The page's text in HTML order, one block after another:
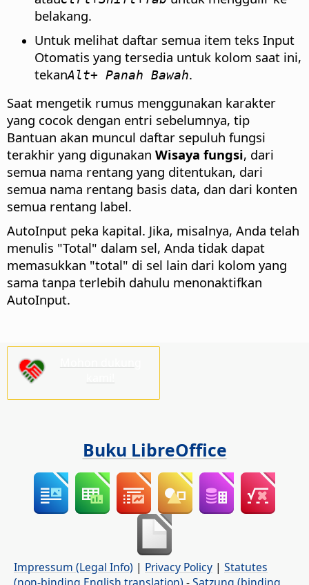
belakang.
Untuk melihat daftar semua item teks Input
Otomatis yang tersedia untuk kolom saat ini,
tekanAlt+ Panah Bawah.
Saat mengetik rumus menggunakan karakter
yang cocok dengan entri sebelumnya, tip
Bantuan akan muncul daftar sepuluh fungsi
terakhir yang digunakan Wisaya fungsi, dari
semua nama rentang yang ditentukan, dari
semua nama rentang basis data, dan dari konten
semua rentang label.
AutoInput peka kapital. Jika, misalnya, Anda telah
menulis "Total" dalam sel, Anda tidak dapat
memasukkan "total" di sel lain dari kolom yang
sama tanpa terlebih dahulu menonaktifkan
AutoInput.
Buku LibreOffice
Impressum (Legal Info) | Privacy Policy | Statutes